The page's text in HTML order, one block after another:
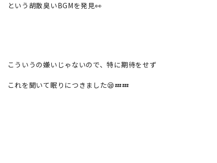
という胡散臭いBGMを発見👀
こういうの嫌いじゃないので、特に期待をせず
これを聞いて眠りにつきました😪💤💤